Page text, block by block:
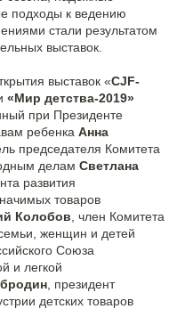
подходы к ведению
стали результатом
выставок.
выставок «CJF-
«Мир детства-2019»
при Президенте
ребенка Анна
председателя Комитета
делам Светлана
развития
товаров
Колобов , член Комитета
женщин и детей
Союза
и легкой
, президент
детских товаров